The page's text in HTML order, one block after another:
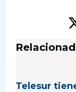
Telesur